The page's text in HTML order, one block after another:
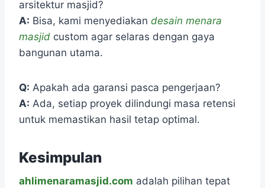
arsitektur masjid?
A: Bisa, kami menyediakan desain menara
masjid custom agar selaras dengan gaya
bangunan utama.
Q: Apakah ada garansi pasca pengerjaan?
A: Ada, setiap proyek dilindungi masa retensi
untuk memastikan hasil tetap optimal.
Kesimpulan
ahlimenaramasjid.com adalah pilihan tepat